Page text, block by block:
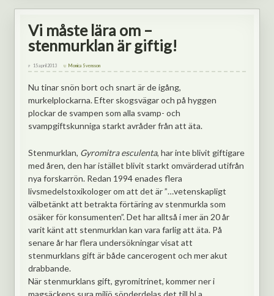
Vi måste lära om –
stenmurklan är giftig!
15 april 2013 Monica Svensson
Nu tinar snön bort och snart är de igång,
murkelplockarna. Efter skogsvägar och på hyggen
plockar de svampen som alla svamp- och
svampgiftskunniga starkt avråder från att äta.
Stenmurklan, Gyromitra esculenta, har inte blivit giftigare
med åren, den har istället blivit starkt omvärderad utifrån
nya forskarrön. Redan 1994 enades flera
livsmedelstoxikologer om att det är ”…vetenskapligt
välbetänkt att betrakta förtäring av stenmurkla som
osäker för konsumenten”. Det har alltså i mer än 20 år
varit känt att stenmurklan kan vara farlig att äta. På
senare år har flera undersökningar visat att
stenmurklans gift är både cancerogent och mer akut
drabbande.
När stenmurklans gift, gyromitrinet, kommer ner i
magsäckens sura miljö sönderdelas det till bl a